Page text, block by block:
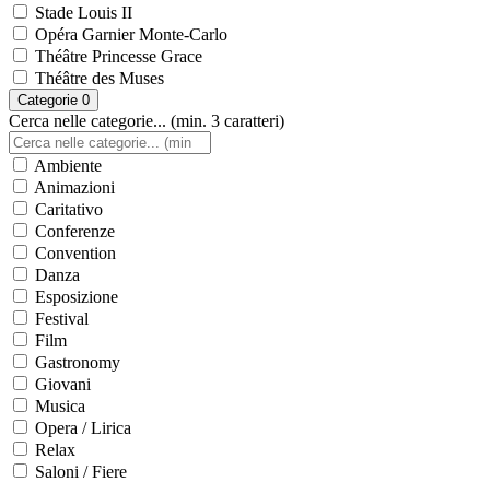
Stade Louis II
Opéra Garnier Monte-Carlo
Théâtre Princesse Grace
Théâtre des Muses
Categorie 0
Cerca nelle categorie... (min. 3 caratteri)
Ambiente
Animazioni
Caritativo
Conferenze
Convention
Danza
Esposizione
Festival
Film
Gastronomy
Giovani
Musica
Opera / Lirica
Relax
Saloni / Fiere